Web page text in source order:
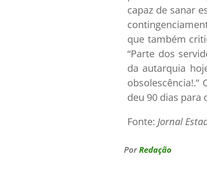
capaz de sanar
que também
“Parte dos
da autarquia
deu 90 dias para
Fonte: Jornal
PorRedação